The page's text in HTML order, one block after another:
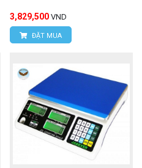
3,829,500 VND
ĐẶT MUA